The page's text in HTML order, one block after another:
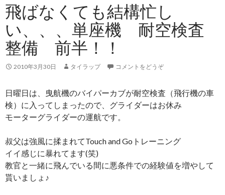
ツ
へ
移
動
飛ばなくても結構忙し
い、、、単座機 耐空検査
整備 前半！！
2010年3月30日 タイラップ コメントをどうぞ
日曜日は、曳航機のバイパーカブが耐空検査（飛行機の車
検）に入ってしまったので、グライダーはお休み
モーターグライダーの運航です。
叔父は強風に揉まれてTouch and Goトレーニング
イイ感じに暴れてます(笑)
教官と一緒に飛んでいる間に悪条件での経験値を増やして
貰いましょ♪